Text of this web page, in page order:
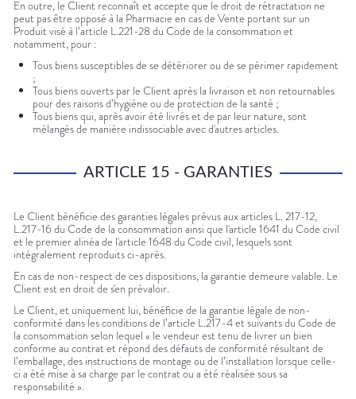
En outre, le Client reconnaît et accepte que le droit de rétractation ne
peut pas être opposé à la Pharmacie en cas de Vente portant sur un
Produit visé à l’article L.221-28 du Code de la consommation et
notamment, pour :
Tous biens susceptibles de se détériorer ou de se périmer rapidement
;
Tous biens ouverts par le Client après la livraison et non retournables
pour des raisons d’hygiène ou de protection de la santé ;
Tous biens qui, après avoir été livrés et de par leur nature, sont
mélangés de manière indissociable avec d'autres articles.
ARTICLE 15 - GARANTIES
Le Client bénéficie des garanties légales prévus aux articles L. 217-12,
L.217-16 du Code de la consommation ainsi que l'article 1641 du Code civil
et le premier alinéa de l'article 1648 du Code civil, lesquels sont
intégralement reproduits ci-après.
En cas de non-respect de ces dispositions, la garantie demeure valable. Le
Client est en droit de s'en prévaloir.
Le Client, et uniquement lui, bénéficie de la garantie légale de non-
conformité dans les conditions de l’article L.217-4 et suivants du Code de
la consommation selon lequel « le vendeur est tenu de livrer un bien
conforme au contrat et répond des défauts de conformité résultant de
l’emballage, des instructions de montage ou de l’installation lorsque celle-
ci a été mise à sa charge par le contrat ou a été réalisée sous sa
responsabilité ».